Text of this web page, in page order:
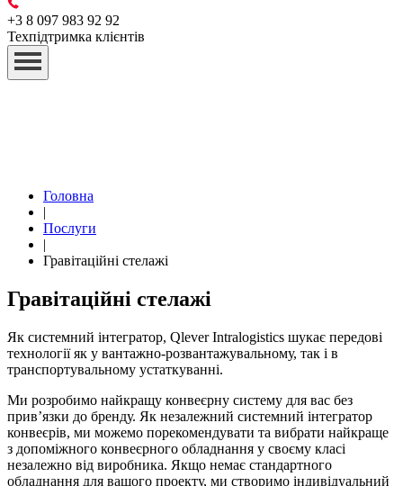
+3 8 097 983 92 92
Техпідтримка клієнтів
Головна
|
Послуги
|
Гравітаційні стелажі
Гравітаційні стелажі
Як системний інтегратор, Qlever Intralogistics шукає передові
технології як у вантажно-розвантажувальному, так і в
транспортувальному устаткуванні.
Ми розробимо найкращу конвеєрну систему для вас без
прив’язки до бренду. Як незалежний системний інтегратор
конвеєрів, ми можемо порекомендувати та вибрати найкраще
з допоміжного конвеєрного обладнання у своєму класі
незалежно від виробника. Якщо немає стандартного
обладнання для вашого проекту, ми створимо індивідуальний